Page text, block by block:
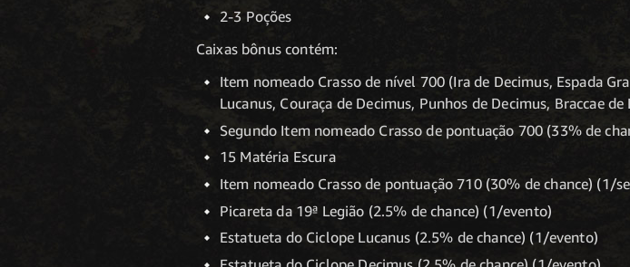
2-3 Poções
Caixas bônus contém:
Item nomeado Crasso de nível 700 (Ira de Decimus, Espada
Lucanus, Couraça de Decimus, Punhos de Decimus, Braccae
Segundo Item nomeado Crasso de pontuação 700 (33% de
15 Matéria Escura
Item nomeado Crasso de pontuação 710 (30% de chance) (1/
Picareta da 19ª Legião (2.5% de chance) (1/evento)
Estatueta do Ciclope Lucanus (2.5% de chance) (1/evento)